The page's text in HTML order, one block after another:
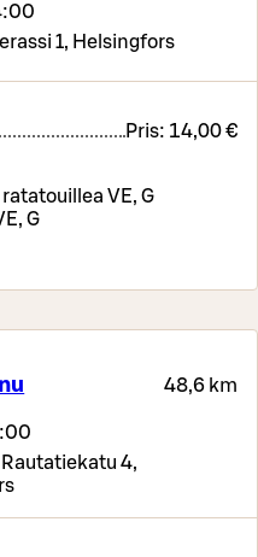
1, Helsingfors
Pris: 14,00 €
VE, G
G
48,6 km
4,